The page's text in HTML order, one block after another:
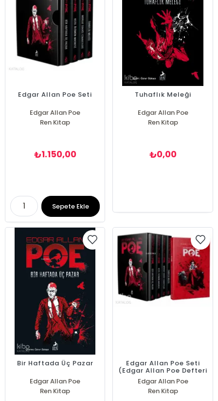
Edgar Allan Poe Seti
Edgar Allan Poe
Ren Kitap
₺1.150,00
Sepete Ekle
Tuhaflık Meleği
Edgar Allan Poe
Ren Kitap
₺0,00
Bir Haftada Üç Pazar
Edgar Allan Poe
Ren Kitap
Edgar Allan Poe Seti
(Edgar Allan Poe Defteri
Hediyeli)
Edgar Allan Poe
Ren Kitap